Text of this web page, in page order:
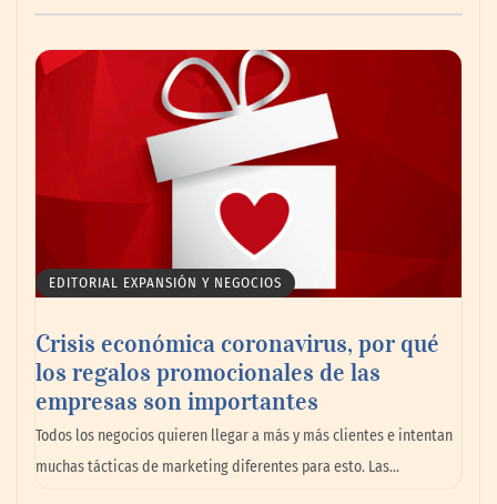
Emcesa se convierte en el aliado perfecto
para los restaurantes y bares este verano
EDITORIAL EXPANSIÓN Y NEGOCIOS
Crisis económica coronavirus, por qué
los regalos promocionales de las
empresas son importantes
Todos los negocios quieren llegar a más y más clientes e intentan
muchas tácticas de marketing diferentes para esto. Las…